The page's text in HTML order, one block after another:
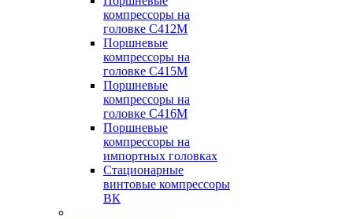
компрессоры на
головке С412М
Поршневые
компрессоры на
головке С415М
Поршневые
компрессоры на
головке С416М
Поршневые
компрессоры на
импортных головках
Стационарные
винтовые компрессоры
ВК